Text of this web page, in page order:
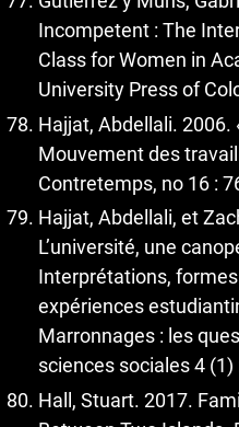
Incompetent : The
Class for Women in
University Press of
Hajjat, Abdellali. 2006.
Mouvement des
Contretemps, no 16 :
Hajjat, Abdellali, et
L’université, une
Interprétations,
expériences
Marronnages : les
sciences sociales 4 (1)
Hall, Stuart. 2017.